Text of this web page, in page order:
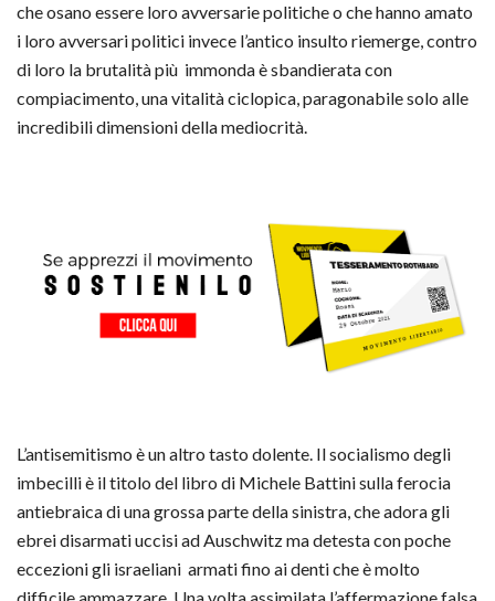
che osano essere loro avversarie politiche o che hanno amato
i loro avversari politici invece l’antico insulto riemerge, contro
di loro la brutalità più immonda è sbandierata con
compiacimento, una vitalità ciclopica, paragonabile solo alle
incredibili dimensioni della mediocrità.
L’antisemitismo è un altro tasto dolente. Il socialismo degli
imbecilli è il titolo del libro di Michele Battini sulla ferocia
antiebraica di una grossa parte della sinistra, che adora gli
ebrei disarmati uccisi ad Auschwitz ma detesta con poche
eccezioni gli israeliani armati fino ai denti che è molto